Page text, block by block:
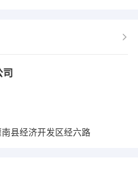
县经济开发区经六路